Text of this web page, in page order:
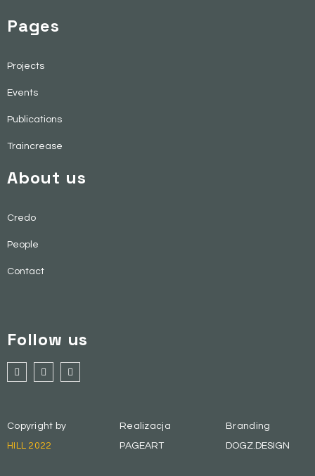
Pages
Projects
Events
Publications
Traincrease
About us
Credo
People
Contact
Follow us
Copyright by
HILL 2022
Realizacja
PAGEART
Branding
DOGZ.DESIGN